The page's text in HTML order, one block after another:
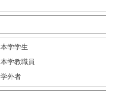
本学学生
本学教職員
学外者